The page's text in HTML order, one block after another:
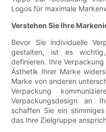
Logos für maximale
Verstehen Sie Ihre
Bevor Sie individuelle
gestalten, ist es
definieren. Ihre
Ästhetik Ihrer Marke
Marke von anderen
Verpackung
Verpackungsdesign an
schaffen Sie ein
das Ihre Zielgruppe